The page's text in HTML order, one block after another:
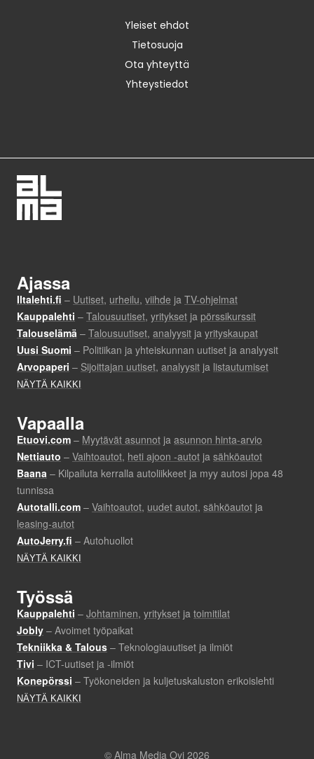
Yleiset ehdot
Tietosuoja
Ota yhteyttä
Yhteystiedot